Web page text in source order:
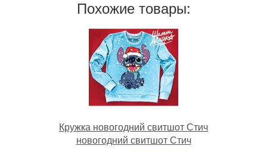
Похожие товары:
Кружка новогодний свитшот Стич
новогодний свитшот Стич